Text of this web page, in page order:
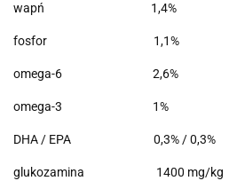
wapń 1,4%
fosfor 1,1%
omega-6 2,6%
omega-3 1%
DHA / EPA 0,3% / 0,3%
glukozamina 1400 mg/kg